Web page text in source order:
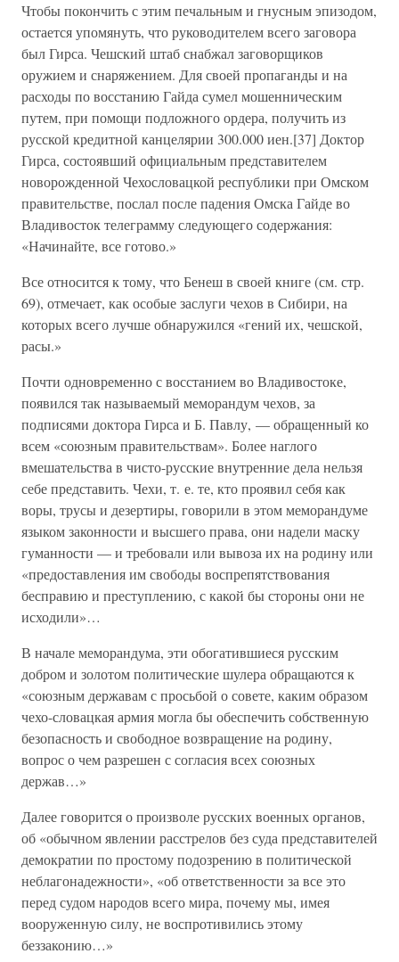
Чтобы покончить с этим печальным и гнусным эпизодом,
остается упомянуть, что руководителем всего заговора
был Гирса. Чешский штаб снабжал заговорщиков
оружием и снаряжением. Для своей пропаганды и на
расходы по восстанию Гайда сумел мошенническим
путем, при помощи подложного ордера, получить из
русской кредитной канцелярии 300.000 иен.[37] Доктор
Гирса, состоявший официальным представителем
новорожденной Чехословацкой республики при Омском
правительстве, послал после падения Омска Гайде во
Владивосток телеграмму следующего содержания:
«Начинайте, все готово.»
Все относится к тому, что Бенеш в своей книге (см. стр.
69), отмечает, как особые заслуги чехов в Сибири, на
которых всего лучше обнаружился «гений их, чешской,
расы.»
Почти одновременно с восстанием во Владивостоке,
появился так называемый меморандум чехов, за
подписями доктора Гирса и Б. Павлу, — обращенный ко
всем «союзным правительствам». Более наглого
вмешательства в чисто-русские внутренние дела нельзя
себе представить. Чехи, т. е. те, кто проявил себя как
воры, трусы и дезертиры, говорили в этом меморандуме
языком законности и высшего права, они надели маску
гуманности — и требовали или вывоза их на родину или
«предоставления им свободы воспрепятствования
бесправию и преступлению, с какой бы стороны они не
исходили»…
В начале меморандума, эти обогатившиеся русским
добром и золотом политические шулера обращаются к
«союзным державам с просьбой о совете, каким образом
чехо-словацкая армия могла бы обеспечить собственную
безопасность и свободное возвращение на родину,
вопрос о чем разрешен с согласия всех союзных
держав…»
Далее говорится о произволе русских военных органов,
об «обычном явлении расстрелов без суда представителей
демократии по простому подозрению в политической
неблагонадежности», «об ответственности за все это
перед судом народов всего мира, почему мы, имея
вооруженную силу, не воспротивились этому
беззаконию…»